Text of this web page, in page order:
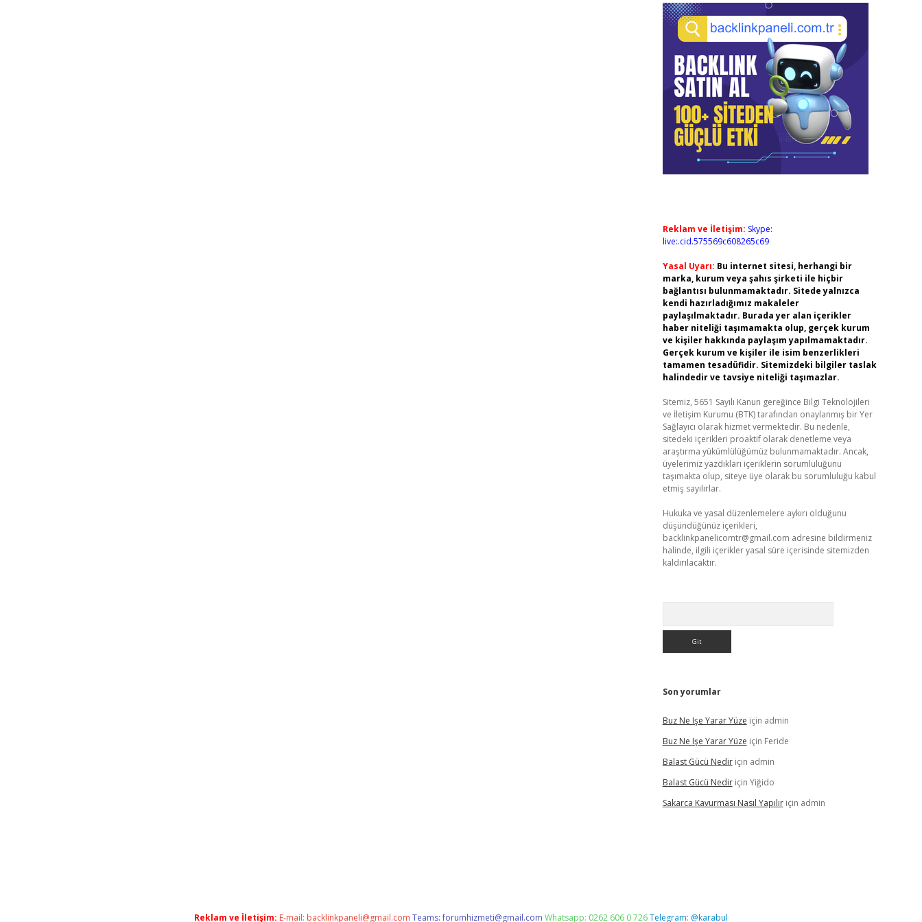
Reklam ve İletişim: Skype:
live:.cid.575569c608265c69
Yasal Uyarı: Bu internet sitesi, herhangi bir
marka, kurum veya şahıs şirketi ile hiçbir
bağlantısı bulunmamaktadır. Sitede yalnızca
kendi hazırladığımız makaleler
paylaşılmaktadır. Burada yer alan içerikler
haber niteliği taşımamakta olup, gerçek kurum
ve kişiler hakkında paylaşım yapılmamaktadır.
Gerçek kurum ve kişiler ile isim benzerlikleri
tamamen tesadüfidir. Sitemizdeki bilgiler taslak
halindedir ve tavsiye niteliği taşımazlar.
Sitemiz, 5651 Sayılı Kanun gereğince Bilgi Teknolojileri
ve İletişim Kurumu (BTK) tarafından onaylanmış bir Yer
Sağlayıcı olarak hizmet vermektedir. Bu nedenle,
sitedeki içerikleri proaktif olarak denetleme veya
araştırma yükümlülüğümüz bulunmamaktadır. Ancak,
üyelerimiz yazdıkları içeriklerin sorumluluğunu
taşımakta olup, siteye üye olarak bu sorumluluğu kabul
etmiş sayılırlar.
Hukuka ve yasal düzenlemelere aykırı olduğunu
düşündüğünüz içerikleri,
backlinkpanelicomtr@gmail.com adresine bildirmeniz
halinde, ilgili içerikler yasal süre içerisinde sitemizden
kaldırılacaktır.
Son yorumlar
Buz Ne Işe Yarar Yüze için admin
Buz Ne Işe Yarar Yüze için Feride
Balast Gücü Nediriçin admin
Balast Gücü Nediriçin Yiğido
Sakarca Kavurması Nasıl Yapılıriçin admin
Reklam ve İletişim: E-mail: backlinkpaneli@gmail.com Teams:forumhizmeti@gmail.com Whatsapp: 0262 606 0 726Telegram: @karabul